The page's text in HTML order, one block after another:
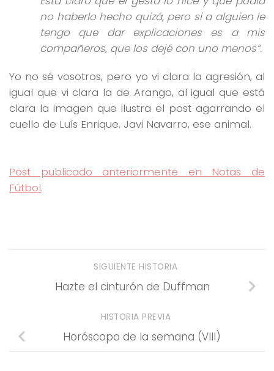
no haberlo hecho quizá, pero si a alguien le
tengo que dar explicaciones es a mis
compañeros, que los dejé con uno menos”.
Yo no sé vosotros, pero yo vi clara la agresión, al
igual que vi clara la de Arango, al igual que está
clara la imagen que ilustra el post agarrando el
cuello de Luís Enrique. Javi Navarro, ese animal.
Post publicado anteriormente en Notas de
Fútbol.
SIGUIENTE HISTORIA
Hazte el cinturón de Duffman
HISTORIA PREVIA
Horóscopo de la semana (VIII)